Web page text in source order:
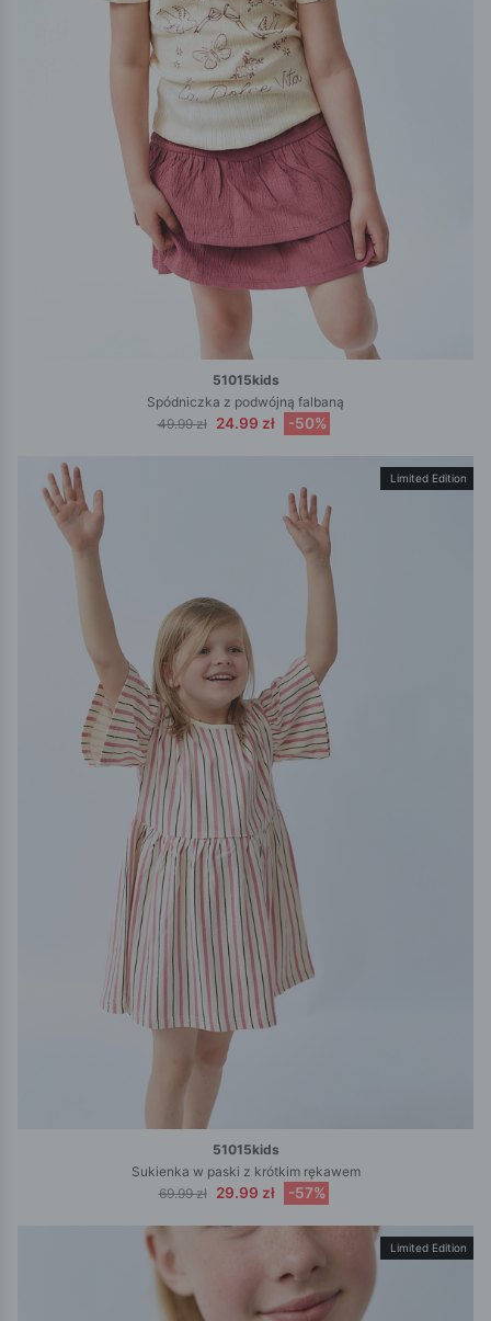
51015kids
Spódniczka z podwójną falbaną
49.99 zł
24.99 zł -50%
Limited Edition
51015kids
Sukienka w paski z krótkim rękawem
69.99 zł
29.99 zł -57%
Limited Edition